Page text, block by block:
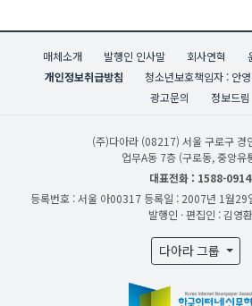
매체소개 발행인 인사말 회사연혁
개인정보취급방침
청소년보호책임자 : 안
광고문의
정보드림
(주)다아라 (08217) 서울 구로구 경
업무A동 7층 (구로동, 중앙유
대표전화 : 1588-0914
등록번호 : 서울 아00317 등록일 : 2007년 1월29
발행인 · 편집인 : 김영환
다아라 그룹